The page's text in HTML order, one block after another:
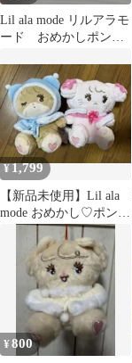
Lil ala mode リルアラモ
ード おめかしポンチ
¥1,799
【新品未使用】Lil ala
mode おめかし♡ポンチ
ョぬいぐるみ 20cm
¥800